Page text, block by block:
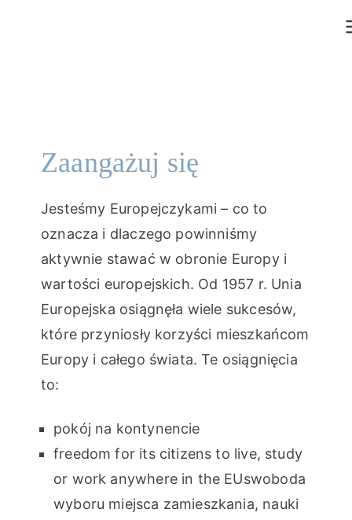
Zaangażuj się
Jesteśmy Europejczykami – co to
oznacza i dlaczego powinniśmy
aktywnie stawać w obronie Europy i
wartości europejskich. Od 1957 r. Unia
Europejska osiągnęła wiele sukcesów,
które przyniosły korzyści mieszkańcom
Europy i całego świata. Te osiągnięcia
to:
pokój na kontynencie
freedom for its citizens to live, study
or work anywhere in the EUswoboda
wyboru miejsca zamieszkania, nauki